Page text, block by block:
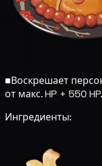
■Воскрешает
от макс. HP + 550 HP.
Ингредиенты: